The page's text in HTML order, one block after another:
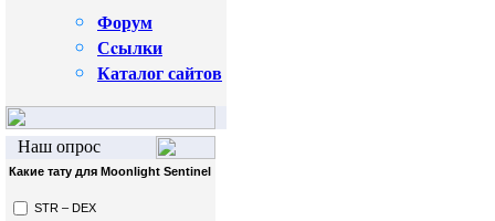
Форум
Сcылки
Каталог сайтов
Наш опрос
Какие тату для Moonlight Sentinel
STR – DEX